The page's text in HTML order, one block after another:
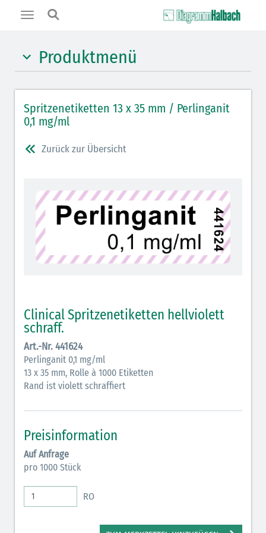
Toggle
Produktmenü
Benzodiazepine (orange)
Benzodiazepin-Antagonisten (orange schraffiert)
Muskelrelaxantien (weiß-rot): DIVI seit 2012
Opiate/Opioide (hellblau)
Opioid-Antagonisten (hellblau schraffiert)
Lokalanästhetika (grau)
schraffiert)
Anticholinergika (hellgrün)
Cholinergika (hellgrün schraffiert): DIVI 2012
Antiemetika (salmon)
Verschiedene Medikamente (weiß)
Antikoagulantien (hellgrau/weiß mit schwarzem
Rahmen)
Koagulantien (hellgrau/weiß schwarz schraffierterm
Rahmen)
Bronchodilatatoren (blau-braun)
Spritzenetiketten 13 x 35 mm / Perlinganit
0,1 mg/ml
Zurück zur Übersicht
Clinical Spritzenetiketten hellviolett
schraff.
Art.-Nr. 441624
Perlinganit 0,1 mg/ml
13 x 35 mm, Rolle à 1000 Etiketten
Rand ist violett schraffiert
Preisinformation
Auf Anfrage
pro 1000 Stück
RO